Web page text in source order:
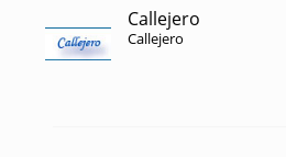
Callejero
Callejero